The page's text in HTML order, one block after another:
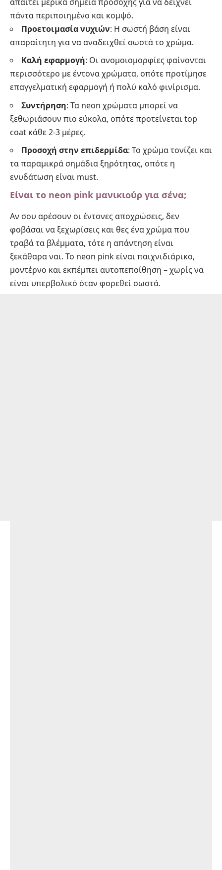
πάντα περιποιημένο και κομψό.
Προετοιμασία νυχιών: Η σωστή βάση είναι
απαραίτητη για να αναδειχθεί σωστά το χρώμα.
Καλή εφαρμογή: Οι ανομοιομορφίες φαίνονται
περισσότερο με έντονα χρώματα, οπότε προτίμησε
επαγγελματική εφαρμογή ή πολύ καλό φινίρισμα.
Συντήρηση: Τα neon χρώματα μπορεί να
ξεθωριάσουν πιο εύκολα, οπότε προτείνεται top
coat κάθε 2-3 μέρες.
Προσοχή στην επιδερμίδα: Το χρώμα τονίζει και
τα παραμικρά σημάδια ξηρότητας, οπότε η
ενυδάτωση είναι must.
Είναι το neon pink μανικιούρ για σένα;
Αν σου αρέσουν οι έντονες αποχρώσεις, δεν
φοβάσαι να ξεχωρίσεις και θες ένα χρώμα που
τραβά τα βλέμματα, τότε η απάντηση είναι
ξεκάθαρα ναι. Το neon pink είναι παιχνιδιάρικο,
μοντέρνο και εκπέμπει αυτοπεποίθηση – χωρίς να
είναι υπερβολικό όταν φορεθεί σωστά.